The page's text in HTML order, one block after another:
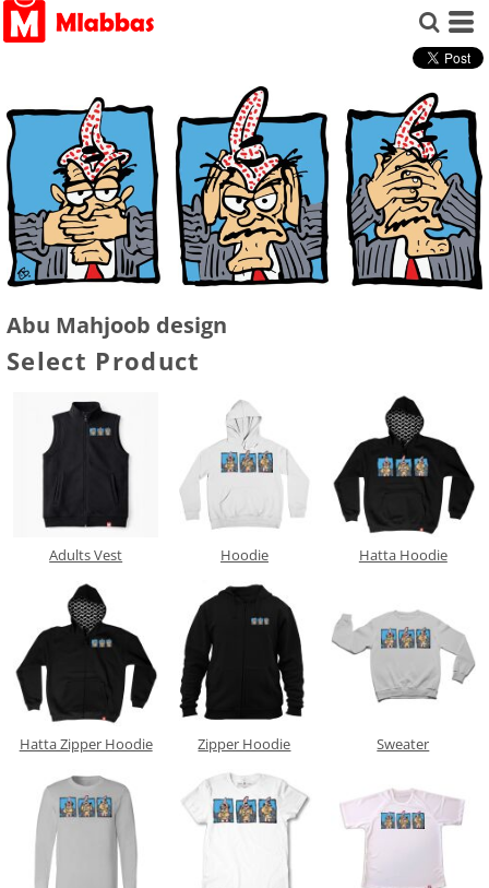
Abu Mahjoob design
Select Product
Adults Vest Hoodie Hatta Hoodie
Hatta Zipper Hoodie Zipper Hoodie Sweater